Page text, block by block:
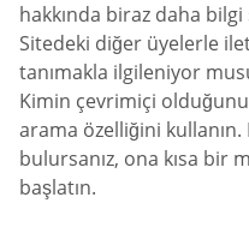
hakkında biraz daha bilgi
Sitedeki diğer üyelerle
tanımakla ilgileniyor
Kimin çevrimiçi
arama özelliğini
bulursanız, ona kısa bir
başlatın.